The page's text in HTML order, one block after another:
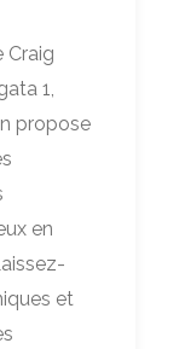
Craig
1,
propose
en
et